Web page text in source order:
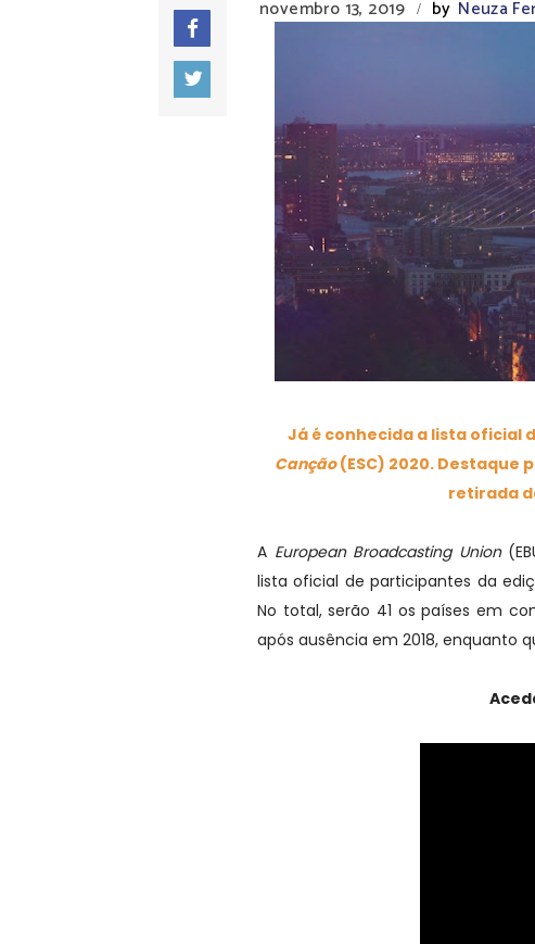
novembro 13, 2019 / by Neuza
Já é conhecida a lista oficial
Canção(ESC) 2020. Destaque
retirada
A European Broadcasting Union
lista oficial de participantes da
No total, serão 41 os países em
após ausência em 2018, enquanto